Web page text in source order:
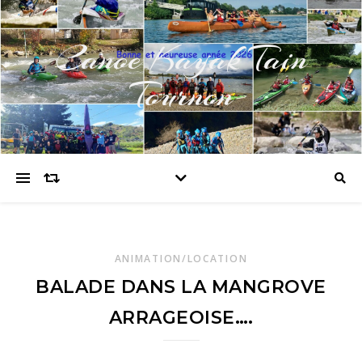
Canoe Kayak Tain
Tournon
ANIMATION/LOCATION
BALADE DANS LA MANGROVE
ARRAGEOISE….